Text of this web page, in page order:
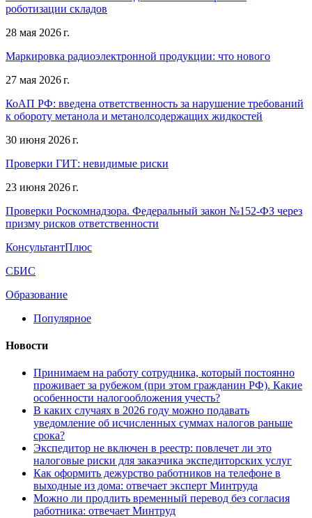
роботизации складов
28 мая 2026 г.
Маркировка радиоэлектронной продукции: что нового
27 мая 2026 г.
КоАП РФ: введена ответственность за нарушение требований
к обороту метанола и метанолсодержащих жидкостей
30 июня 2026 г.
Проверки ГИТ: невидимые риски
23 июня 2026 г.
Проверки Роскомнадзора. Федеральный закон №152-ФЗ через
призму рисков ответственности
КонсультантПлюс
СБИС
Образование
Популярное
Новости
Принимаем на работу сотрудника, который постоянно
проживает за рубежом (при этом гражданин РФ). Какие
особенности налогообложения учесть?
В каких случаях в 2026 году можно подавать
уведомление об исчисленных суммах налогов раньше
срока?
Экспедитор не включен в реестр: повлечет ли это
налоговые риски для заказчика экспедиторских услуг
Как оформить дежурство работников на телефоне в
выходные из дома: отвечает эксперт Минтруда
Можно ли продлить временный перевод без согласия
работника: отвечает Минтруд